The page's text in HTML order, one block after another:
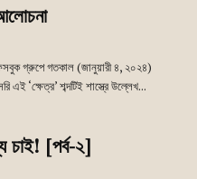
গ্রুপে গতকাল (জানুয়ারী ৪, ২০২৪)
এই ‘ক্ষেত্র’ শব্দটিই শাস্ত্রে উল্লেখ...
চাই! [পর্ব-২]